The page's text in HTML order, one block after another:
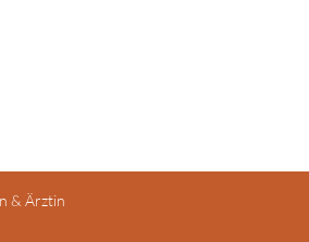
& Ärztin